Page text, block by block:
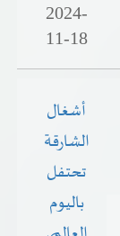
2024-
11-18
أشغال
الشارقة
تحتفل
باليوم